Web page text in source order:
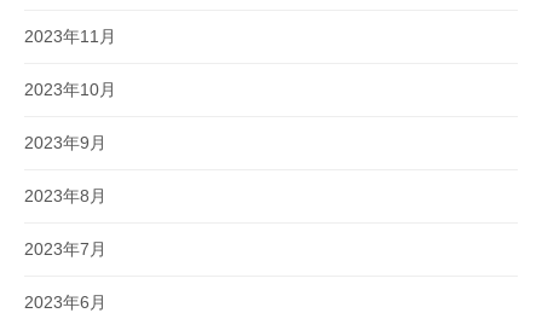
2023年11月
2023年10月
2023年9月
2023年8月
2023年7月
2023年6月